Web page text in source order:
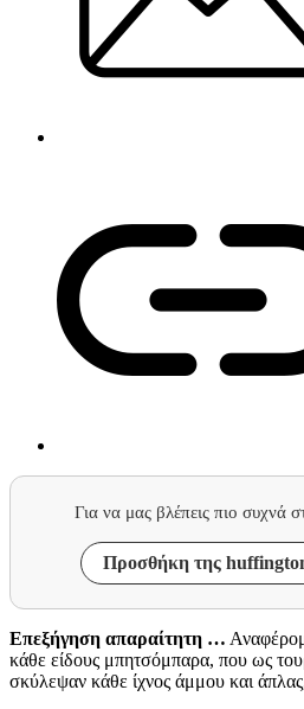
Για να μας βλέπεις πιο συχνά
Προσθήκη της
Επεξήγηση απαραίτητη …
κάθε είδους μπητσόμπαρα, που ως
σκύλεψαν κάθε ίχνος άμμου και